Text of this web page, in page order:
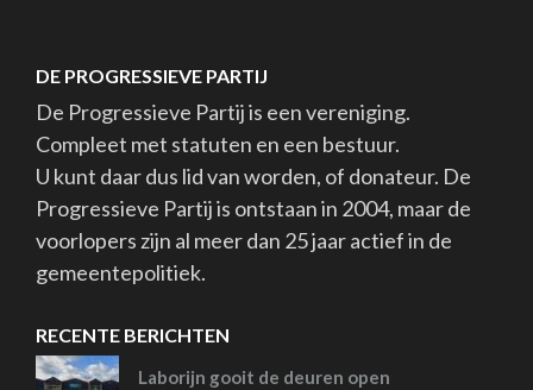
DE PROGRESSIEVE PARTIJ
De Progressieve Partij is een vereniging.
Compleet met statuten en een bestuur.
U kunt daar dus lid van worden, of donateur. De
Progressieve Partij is ontstaan in 2004, maar de
voorlopers zijn al meer dan 25 jaar actief in de
gemeentepolitiek.
RECENTE BERICHTEN
Laborijn gooit de deuren open